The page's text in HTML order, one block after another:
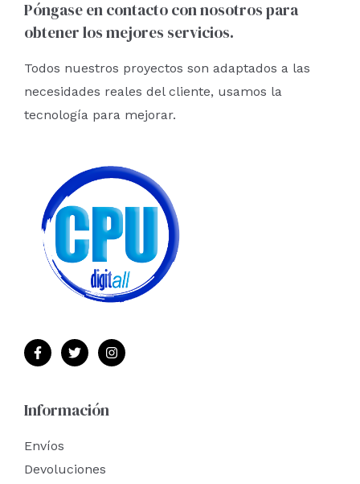
Póngase en contacto con nosotros para
obtener los mejores servicios.
Todos nuestros proyectos son adaptados a las
necesidades reales del cliente, usamos la
tecnología para mejorar.
Información
Envíos
Devoluciones